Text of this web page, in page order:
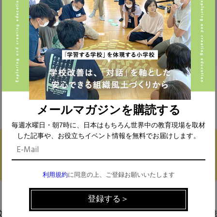
FIND THE CONTENTS
校種から探す テーマから探す
中学校 (261) 高校 (293) 一貫校 (65) 特別
メールマガジンを購読する
毎週水曜日・朝7時に、日本はもちろん世界中の教育現場を取材
した記事や、お役立ちイベント情報を無料でお届けします。
利用規約に同意の上、ご登録お願いいたします